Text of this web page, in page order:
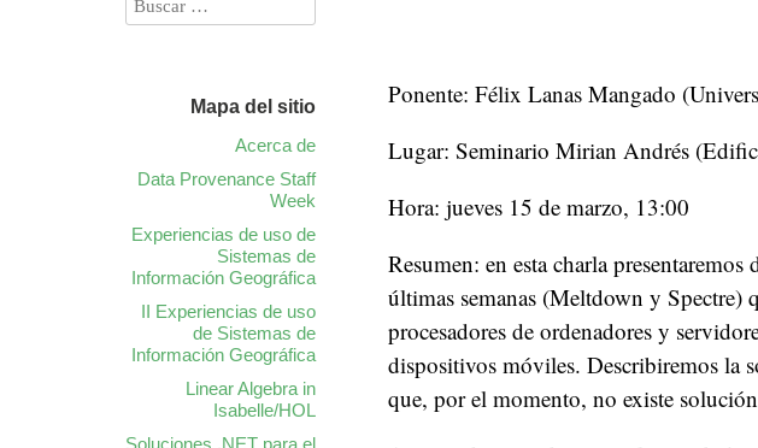
Ponente: Félix Lanas Mangado
Lugar: Seminario Mirian Andrés
Hora: jueves 15 de marzo, 13:00
Resumen: en esta charla
últimas semanas (Meltdown y Spectre)
procesadores de ordenadores y
dispositivos móviles. Describiremos la
que, por el momento, no existe
Mapa del sitio
Acerca de
Data Provenance Staff
Week
Experiencias de uso de
Sistemas de
Información Geográfica
II Experiencias de uso
de Sistemas de
Información Geográfica
Linear Algebra in
Isabelle/HOL
Soluciones .NET para el